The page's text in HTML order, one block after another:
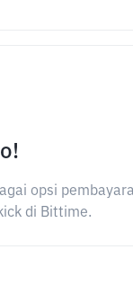
opsi
di Bittime.